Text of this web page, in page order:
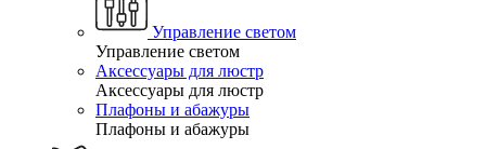
Управление светом
Управление светом
Аксессуары для люстр
Аксессуары для люстр
Плафоны и абажуры
Плафоны и абажуры